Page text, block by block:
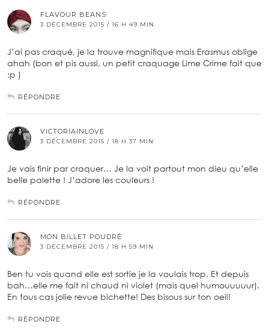
FLAVOUR BEANS
3 DÉCEMBRE 2015 / 16 H 49 MIN
J’ai pas craqué, je la trouve magnifique mais Erasmus oblige
ahah (bon et pis aussi, un petit craquage Lime Crime fait que
:p )
RÉPONDRE
VICTORIAINLOVE
3 DÉCEMBRE 2015 / 18 H 37 MIN
Je vais finir par craquer… Je la voit partout mon dieu qu’elle
belle palette ! J’adore les couleurs !
RÉPONDRE
MON BILLET POUDRÉ
3 DÉCEMBRE 2015 / 18 H 59 MIN
Ben tu vois quand elle est sortie je la voulais trop. Et depuis
bah…elle me fait ni chaud ni violet (mais quel humouuuuur).
En tous cas jolie revue bichette! Des bisous sur ton oeil!
RÉPONDRE